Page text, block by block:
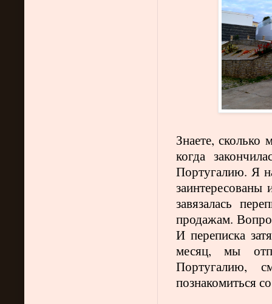
Знаете,
когда
Португалию. Я
заинтересованы
завязалась
продажам.
И переписка
месяц, мы
Португалию,
познакомиться